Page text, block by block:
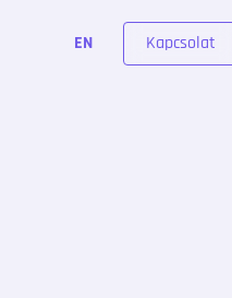
EN Kapcsolat